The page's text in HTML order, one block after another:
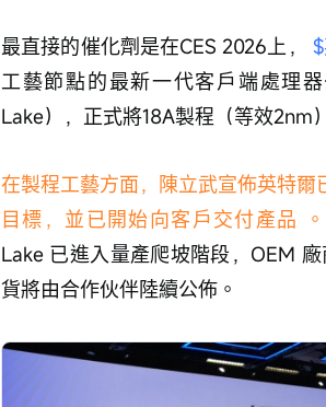
最直接的催化劑是在CES 2026上，
工藝節點的最新一代客戶端處理
Lake），正式將18A製程（等效2nm
在製程工藝方面，陳立武宣佈英特
目標，並已開始向客戶交付產品 。
Lake 已進入量產爬坡階段，OEM
貨將由合作伙伴陸續公佈。